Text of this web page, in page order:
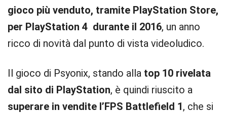
gioco più venduto, tramite PlayStation Store,
per PlayStation 4 durante il 2016, un anno
ricco di novità dal punto di vista videoludico.
Il gioco di Psyonix, stando alla top 10 rivelata
dal sito di PlayStation, è quindi riuscito a
superare in vendite l’FPS Battlefield 1, che si